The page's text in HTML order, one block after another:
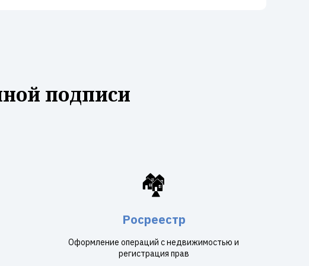
подписи
🏘️
Росреестр
Оформление операций с недвижимостью и
регистрация прав